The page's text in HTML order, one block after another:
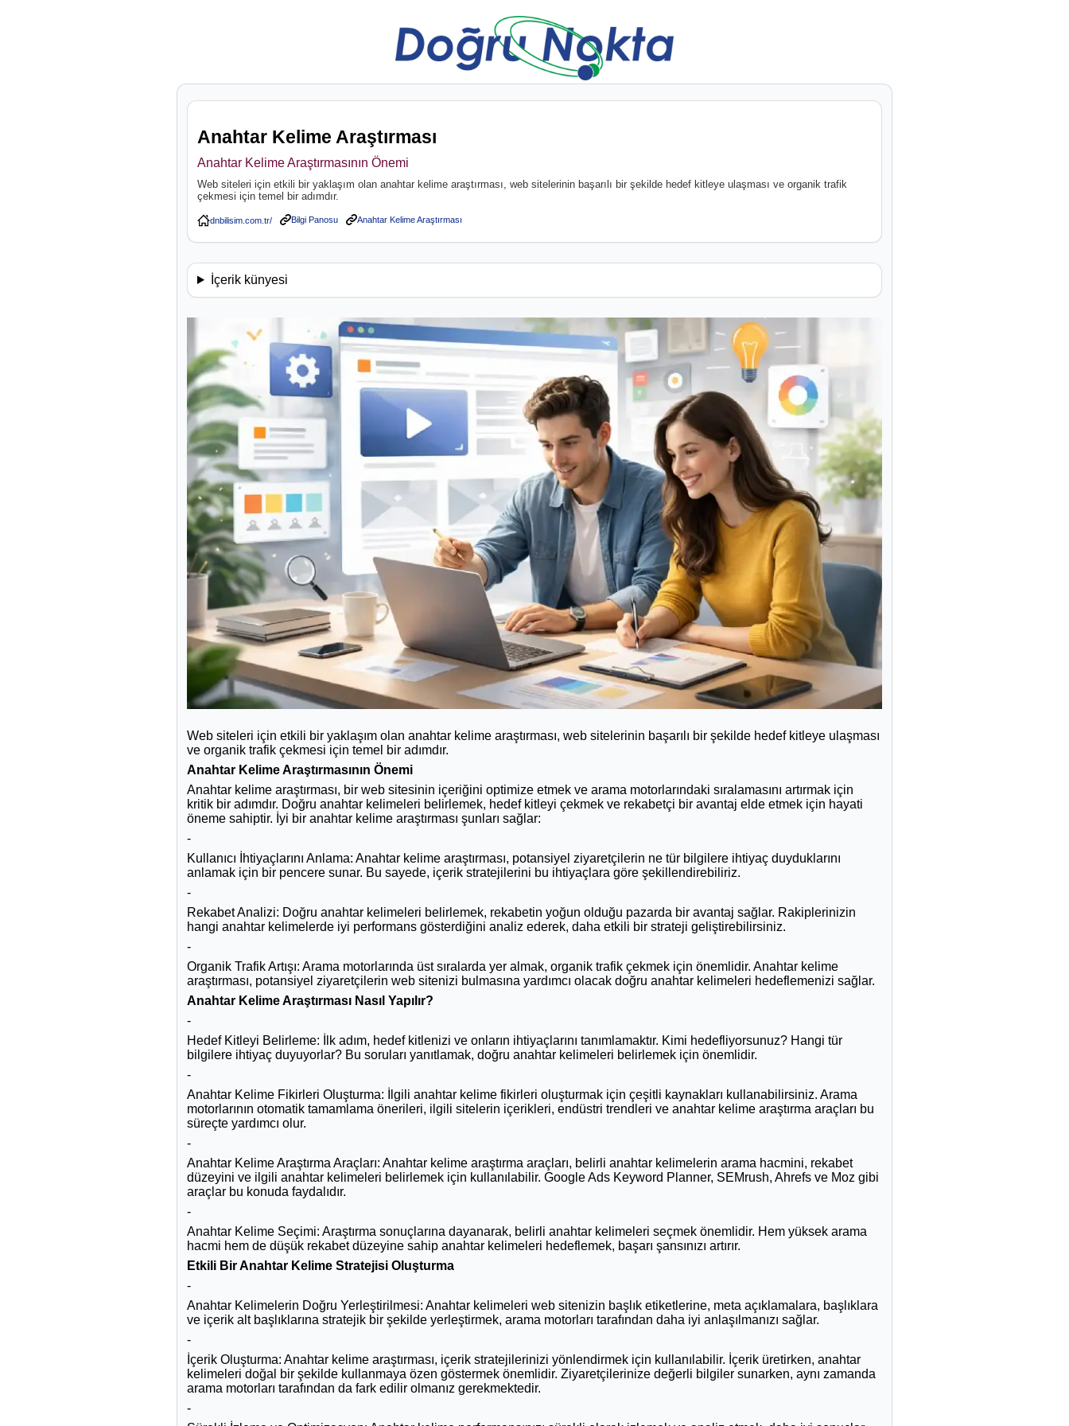
Anahtar Kelime Araştırması
Anahtar Kelime Araştırmasının Önemi
Web siteleri için etkili bir yaklaşım olan anahtar kelime araştırması, web sitelerinin başarılı bir şekilde hedef kitleye ulaşması ve organik trafik
çekmesi için temel bir adımdır.
Bilgi Panosu Anahtar Kelime Araştırması
İçerik künyesi
Web siteleri için etkili bir yaklaşım olan anahtar kelime araştırması, web sitelerinin başarılı bir şekilde hedef kitleye ulaşması
ve organik trafik çekmesi için temel bir adımdır.
Anahtar Kelime Araştırmasının Önemi
Anahtar kelime araştırması, bir web sitesinin içeriğini optimize etmek ve arama motorlarındaki sıralamasını artırmak için
kritik bir adımdır. Doğru anahtar kelimeleri belirlemek, hedef kitleyi çekmek ve rekabetçi bir avantaj elde etmek için hayati
öneme sahiptir. İyi bir anahtar kelime araştırması şunları sağlar:
-
Kullanıcı İhtiyaçlarını Anlama: Anahtar kelime araştırması, potansiyel ziyaretçilerin ne tür bilgilere ihtiyaç duyduklarını
anlamak için bir pencere sunar. Bu sayede, içerik stratejilerini bu ihtiyaçlara göre şekillendirebiliriz.
-
Rekabet Analizi: Doğru anahtar kelimeleri belirlemek, rekabetin yoğun olduğu pazarda bir avantaj sağlar. Rakiplerinizin
hangi anahtar kelimelerde iyi performans gösterdiğini analiz ederek, daha etkili bir strateji geliştirebilirsiniz.
-
Organik Trafik Artışı: Arama motorlarında üst sıralarda yer almak, organik trafik çekmek için önemlidir. Anahtar kelime
araştırması, potansiyel ziyaretçilerin web sitenizi bulmasına yardımcı olacak doğru anahtar kelimeleri hedeflemenizi sağlar.
Anahtar Kelime Araştırması Nasıl Yapılır?
-
Hedef Kitleyi Belirleme: İlk adım, hedef kitlenizi ve onların ihtiyaçlarını tanımlamaktır. Kimi hedefliyorsunuz? Hangi tür
bilgilere ihtiyaç duyuyorlar? Bu soruları yanıtlamak, doğru anahtar kelimeleri belirlemek için önemlidir.
-
Anahtar Kelime Fikirleri Oluşturma: İlgili anahtar kelime fikirleri oluşturmak için çeşitli kaynakları kullanabilirsiniz. Arama
motorlarının otomatik tamamlama önerileri, ilgili sitelerin içerikleri, endüstri trendleri ve anahtar kelime araştırma araçları bu
süreçte yardımcı olur.
-
Anahtar Kelime Araştırma Araçları: Anahtar kelime araştırma araçları, belirli anahtar kelimelerin arama hacmini, rekabet
düzeyini ve ilgili anahtar kelimeleri belirlemek için kullanılabilir. Google Ads Keyword Planner, SEMrush, Ahrefs ve Moz gibi
araçlar bu konuda faydalıdır.
-
Anahtar Kelime Seçimi: Araştırma sonuçlarına dayanarak, belirli anahtar kelimeleri seçmek önemlidir. Hem yüksek arama
hacmi hem de düşük rekabet düzeyine sahip anahtar kelimeleri hedeflemek, başarı şansınızı artırır.
Etkili Bir Anahtar Kelime Stratejisi Oluşturma
-
Anahtar Kelimelerin Doğru Yerleştirilmesi: Anahtar kelimeleri web sitenizin başlık etiketlerine, meta açıklamalara, başlıklara
ve içerik alt başlıklarına stratejik bir şekilde yerleştirmek, arama motorları tarafından daha iyi anlaşılmanızı sağlar.
-
İçerik Oluşturma: Anahtar kelime araştırması, içerik stratejilerinizi yönlendirmek için kullanılabilir. İçerik üretirken, anahtar
kelimeleri doğal bir şekilde kullanmaya özen göstermek önemlidir. Ziyaretçilerinize değerli bilgiler sunarken, aynı zamanda
arama motorları tarafından da fark edilir olmanız gerekmektedir.
-